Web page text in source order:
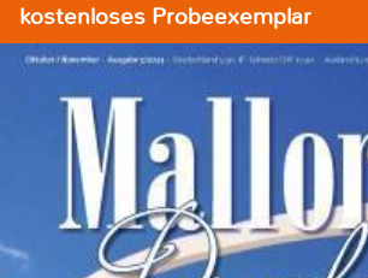
kostenloses Probeexemplar